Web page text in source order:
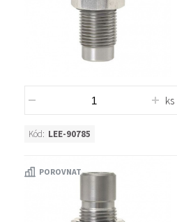
ks
Kód: LEE-90785
POROVNAT